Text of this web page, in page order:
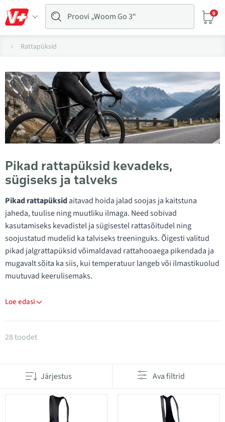
0
Rattapüksid
Pikad rattapüksid kevadeks,
sügiseks ja talveks
Pikad rattapüksidaitavad hoida jalad soojas ja kaitstuna
jaheda, tuulise ning muutliku ilmaga. Need sobivad
kasutamiseks kevadistel ja sügisestel rattasõitudel ning
soojustatud mudelid ka talviseks treeninguks. Õigesti valitud
pikad jalgrattapüksid võimaldavad rattahooaega pikendada ja
mugavalt sõita ka siis, kui temperatuur langeb või ilmastikuolud
muutuvad keerulisemaks.
Loe edasi
Tooted kategoorias Pikad rattapüksid
28 toodet
Järjestus Ava filtrid